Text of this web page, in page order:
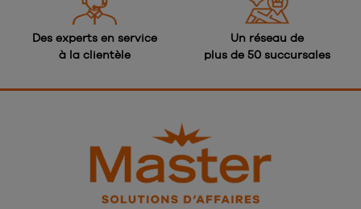
Des experts en service
à la clientèle
Un réseau de
plus de 50 succursales